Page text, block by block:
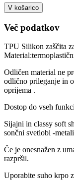
V košarico
Več podatkov
TPU Silikon zaščita
Odličen material ne
odlično prileganje in
oprijema .
Dostop do vseh
Sijajni in classy soft
sončni svetlobi -
Če je onesnažen z
razpršil.
Uporabite suho krpo